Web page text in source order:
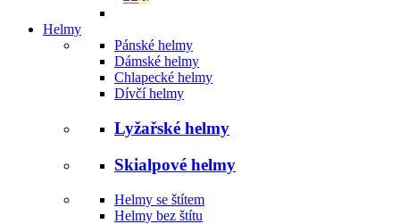
Helmy
Pánské helmy
Dámské helmy
Chlapecké helmy
Dívčí helmy
Lyžařské helmy
Skialpové helmy
Helmy se štítem
Helmy bez štítu